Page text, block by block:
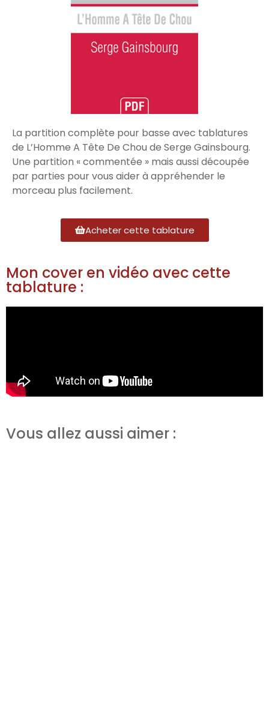
La partition complète pour basse avec tablatures
de L’Homme A Tête De Chou de Serge Gainsbourg.
Une partition « commentée » mais aussi découpée
par parties pour vous aider à appréhender le
morceau plus facilement.
Acheter cette tablature
Mon cover en vidéo avec cette
tablature :
Vous allez aussi aimer :